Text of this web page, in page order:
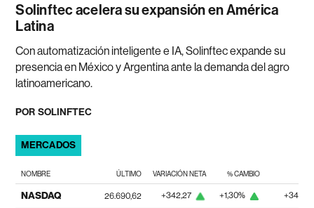
Solinftec acelera su expansión en América
Latina
Con automatización inteligente e IA, Solinftec expande su
presencia en México y Argentina ante la demanda del agro
latinoamericano.
POR SOLINFTEC
MERCADOS
NOMBRE ÚLTIMO VARIACIÓN NETA % CAMBIO
NASDAQ 26.690,62 +342,27 +1,30% +34,44